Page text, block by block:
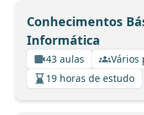
Conhecimentos
Informática
43 aulas
Vários
19 horas de estudo